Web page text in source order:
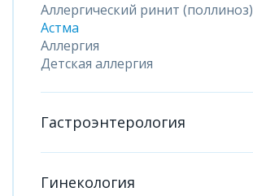
Аллергический ринит (поллиноз)
Астма
Аллергия
Детская аллергия
Гастроэнтерология
Гинекология